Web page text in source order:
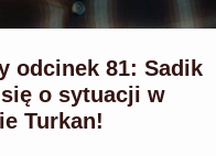
odcinek 81: Sadik
o sytuacji w
Turkan!